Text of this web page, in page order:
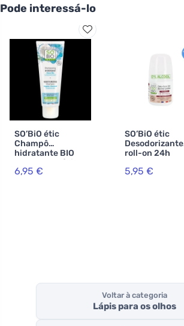
Pode interessá-lo
SO’BiO étic
Champô
hidratante BIO
com coco e ácido
hialurónico (250
6,95 €
SO’BiO étic
Desodorizante
roll-on 24h
hidratante com
leite de burra -
5,95 €
Voltar à categoria
Lápis para os olhos